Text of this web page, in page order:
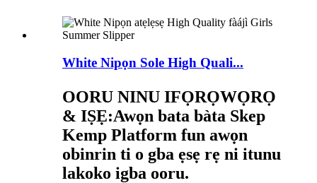
White Nipọn Sole High Quali...
OORU NINU IFỌRỌWỌRỌ
& IṢẸ:Awọn bata bàta Skep
Kemp Platform fun awọn
obinrin ti o gba ẹsẹ rẹ ni itunu
lakoko igba ooru.